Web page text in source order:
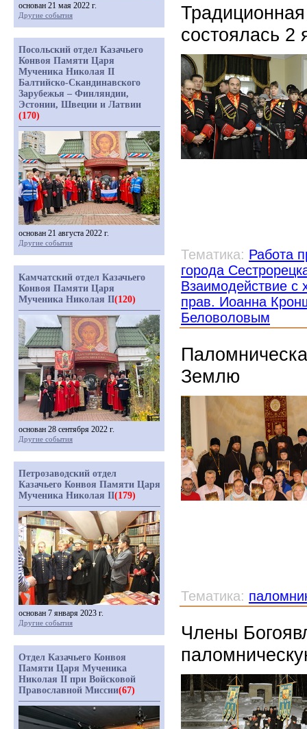
состоялась 2
Тематика: Работа
города
Взаимодействие с
прав. Иоанна
Беловоловым
Землю
Тематика:
Члены
основан 21 мая 2022 г.
Другие события
Посольский отдел Казачьего
Конвоя Памяти Царя
Мученика Николая II
Балтийско-Скандинавского
Зарубежья – Финляндии,
Эстонии, Швеции и Латвии
(170)
основан 21 августа 2022 г.
Другие события
Камчатский отдел Казачьего
Конвоя Памяти Царя
Мученика Николая II(120)
основан 28 сентября 2022 г.
Другие события
Петрозаводский отдел
Казачьего Конвоя Памяти Царя
Мученика Николая II(179)
основан 7 января 2023 г.
Другие события
Отдел Казачьего Конвоя
Памяти Царя Мученика
Николая II при Войсковой
Православной Миссии(67)